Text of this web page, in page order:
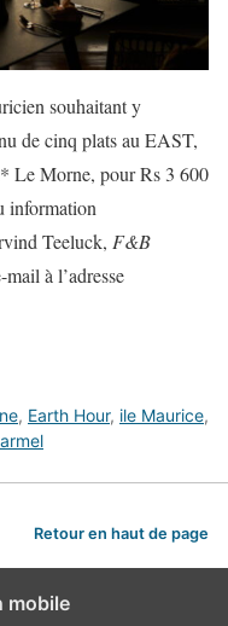
souhaitant y
de cinq plats au EAST,
Le Morne, pour Rs 3 600
information
Teeluck, F&B
à l’adresse
, Earth Hour, ile Maurice,
Retour en haut de page
mobile